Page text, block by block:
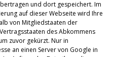
und dort gespeichert. Im
auf dieser Webseite wird Ihre
von Mitgliedstaaten der
des Abkommens
zuvor gekürzt. Nur in
an einen Server von Google in